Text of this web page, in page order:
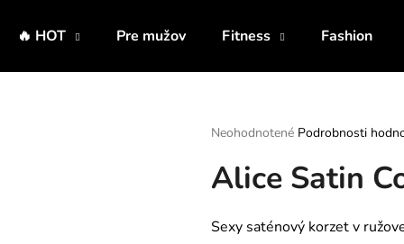
🔥 HOT Pre mužov Fitness Fashion
Priemerné
produktu
je
z
5
Neohodnotené Podrobnosti
Alice Satin
Sexy saténový korzet v
HĽADAŤ